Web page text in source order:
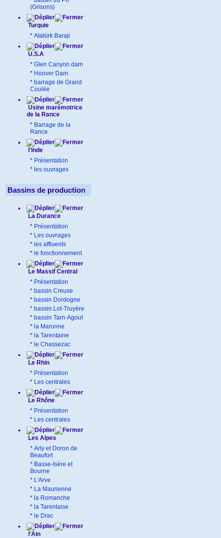
(Grisons)
Turquie
* Atatürk Baraji
U.S.A
* Glen Canyon dam
* Hoover Dam
* barrage de Grand
Coulée
Usine marémotrice
de la Rance
* Barrage de la
Rance
l'Inde
* Présentation
* les ouvrages
Bassins de production
La Durance
* Présentation
* Les ouvrages
* les affluents
* le fonctionnement
Le Massif Central
* Présentation
* bassin Creuse
* bassin Dordogne
* bassin Lot-Truyère
* bassin Tarn-Agout
* la Maronne
* la Tarentaine
* le Chassezac
Le Rhin
* Présentation
* Les centrales
Le Rhône
* Présentation
* Les centrales
Les Alpes
* Arly et Doron de
Beaufort
* Basse-Isère et
Bourne
* L'Arve
* La Maurienne
* la Romanche
* la Tarentaise
* le Drac
l'Ain